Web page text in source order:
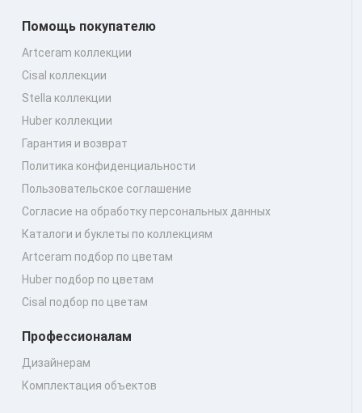
Помощь покупателю
Artceram коллекции
Cisal коллекции
Stella коллекции
Huber коллекции
Гарантия и возврат
Политика конфиденциальности
Пользовательское соглашение
Согласие на обработку персональных данных
Каталоги и буклеты по коллекциям
Artceram подбор по цветам
Huber подбор по цветам
Cisal подбор по цветам
Профессионалам
Дизайнерам
Комплектация объектов